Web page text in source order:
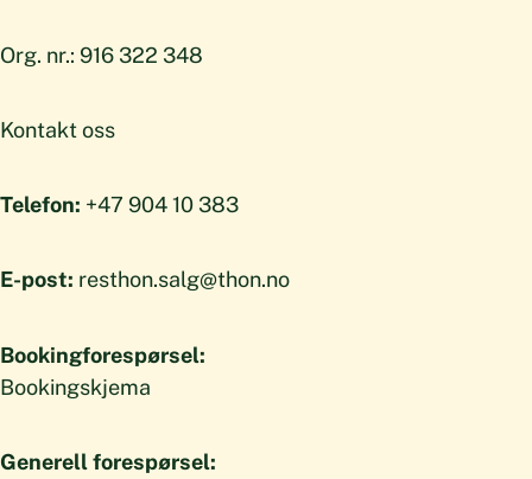
Org. nr.: 916 322 348
Kontakt oss
Telefon: +47 904 10 383
E-post: resthon.salg@thon.no
Bookingforespørsel:
Bookingskjema
Generell forespørsel: